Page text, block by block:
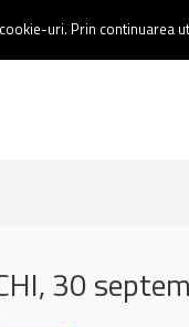
30
uri. Prin continuarea